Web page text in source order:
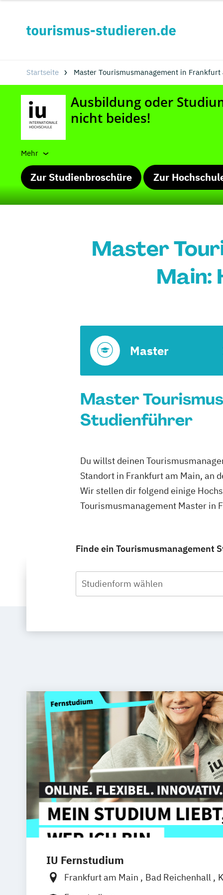
Startseite Master Tourismusmanagement in
Mehr
Zur Studienbroschüre Zur
Master
Main:
Master
Master
Studienführer
Du willst deinen
Standort in Frankfurt am Main, an
Wir stellen dir folgend einige
Tourismusmanagement Master in
Finde ein Tourismusmanagement
Studienform wählen
IU Fernstudium
Frankfurt am Main Bad Reichenhall
Freiburg